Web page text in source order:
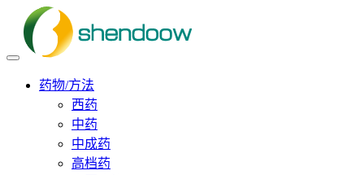
药物/方法
西药
中药
中成药
高档药